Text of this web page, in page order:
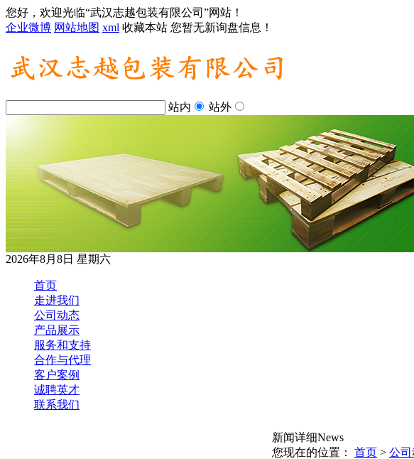
您好，欢迎光临“武汉志越包装有限公司”网站！
企业微博 网站地图 xml 收藏本站 您暂无新询盘信息！
站内 站外
2026年8月8日 星期六
首页
走进我们
公司动态
产品展示
服务和支持
合作与代理
客户案例
诚聘英才
联系我们
新闻详细News
您现在的位置： 首页 > 公